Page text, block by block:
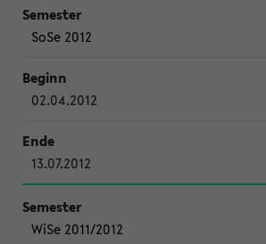
SoSe 2012
02.04.2012
13.07.2012
WiSe 2011/2012